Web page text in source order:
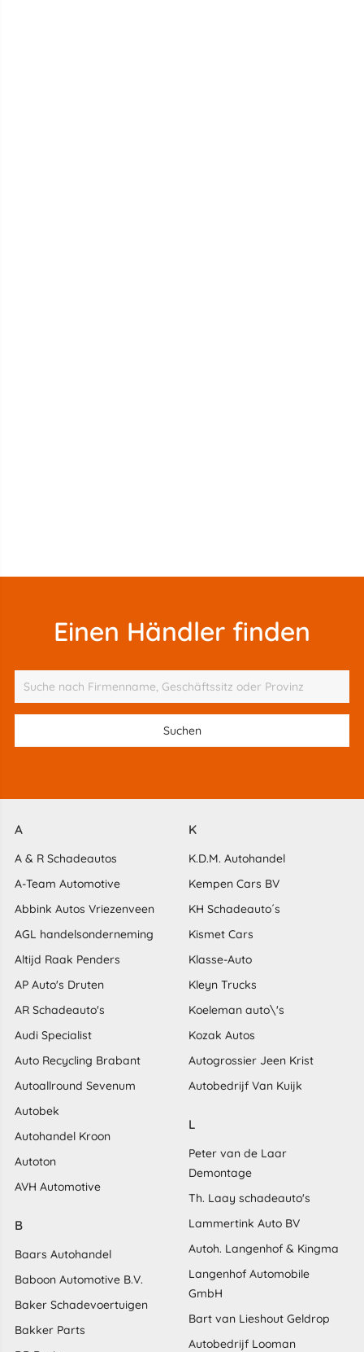
Einen Händler finden
A
A & R Schadeautos
A-Team Automotive
Abbink Autos Vriezenveen
AGL handelsonderneming
Altijd Raak Penders
AP Auto's Druten
AR Schadeauto's
Audi Specialist
Auto Recycling Brabant
Autoallround Sevenum
Autobek
Autohandel Kroon
Autoton
AVH Automotive
B
Baars Autohandel
Baboon Automotive B.V.
Baker Schadevoertuigen
Bakker Parts
K
K.D.M. Autohandel
Kempen Cars BV
KH Schadeauto´s
Kismet Cars
Klasse-Auto
Kleyn Trucks
Koeleman auto\'s
Kozak Autos
Autogrossier Jeen Krist
Autobedrijf Van Kuijk
L
Peter van de Laar
Demontage
Th. Laay schadeauto's
Lammertink Auto BV
Autoh. Langenhof & Kingma
Langenhof Automobile
GmbH
Bart van Lieshout Geldrop
Autobedrijf Looman